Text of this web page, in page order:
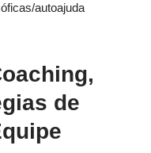
autoajuda
de